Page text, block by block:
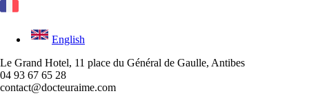
English
Le Grand Hotel, 11 place du Général de Gaulle, Antibes
04 93 67 65 28
contact@docteuraime.com